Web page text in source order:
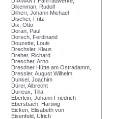
Dikenman, Rudolf
Dilherr, Johann Michael
Discher, Fritz
Dix, Otto
Doran, Paul
Dorsch, Ferdinand
Douzette, Louis
Drechsler, Klaus
Dreher, Richard
Drescher, Arno
Dresdner Hütte am Ostradamm,
Dressler, August Wilhelm
Dunkel, Joachim
Dürer, Albrecht
Durieux, Tilla
Eberlein, Johann Friedrich
Ebersbach, Hartwig
Eicken, Elisabeth von
Eisenfeld, Ulrich